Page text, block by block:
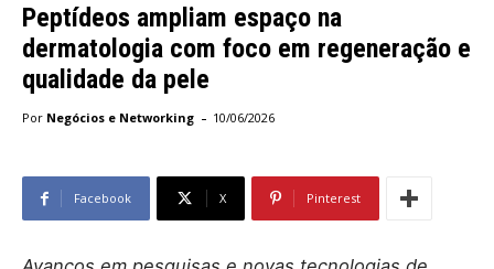
Peptídeos ampliam espaço na
dermatologia com foco em regeneração e
qualidade da pele
Por Negócios e Networking - 10/06/2026
Facebook X Pinterest